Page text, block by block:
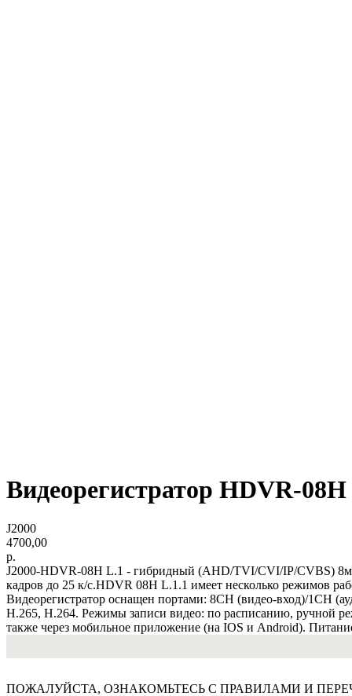
Видеорегистратор HDVR-
J2000
4700,00
р.
J2000-HDVR-08H L.1 - гибридный (AHD/TVI/CVI/IP/CVBS) 8ми
кадров до 25 к/с.HDVR 08H L.1.1 имеет несколько режимов
Видеорегистратор оснащен портами: 8CH (видео-вход)/1CH
H.265, H.264. Режимы записи видео: по расписанию, ручной
также через мобильное приложение (на IOS и Android).
ПОЖАЛУЙСТА, ОЗНАКОМЬТЕСЬ С ПРАВИЛАМИ И